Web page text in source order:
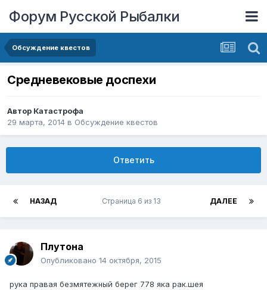
Форум Русской Рыбалки
Обсуждение квестов
Средневековые доспехи
Автор Катастрофа
29 марта, 2014 в Обсуждение квестов
Ответить
НАЗАД ДАЛЕЕ
Страница 6 из 13
Плутона
Опубликовано 14 октября, 2015
рука правая безмятежный берег 778 яка рак.шея